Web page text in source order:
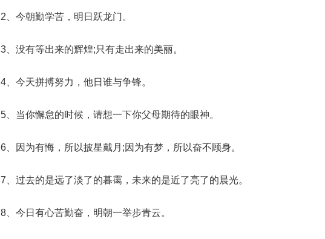
2、今朝勤学苦，明日跃龙门。
3、没有等出来的辉煌;只有走出来的美丽。
4、今天拼搏努力，他日谁与争锋。
5、当你懈怠的时候，请想一下你父母期待的眼神。
6、因为有悔，所以披星戴月;因为有梦，所以奋不顾身。
7、过去的是远了淡了的暮霭，未来的是近了亮了的晨光。
8、今日有心苦勤奋，明朝一举步青云。